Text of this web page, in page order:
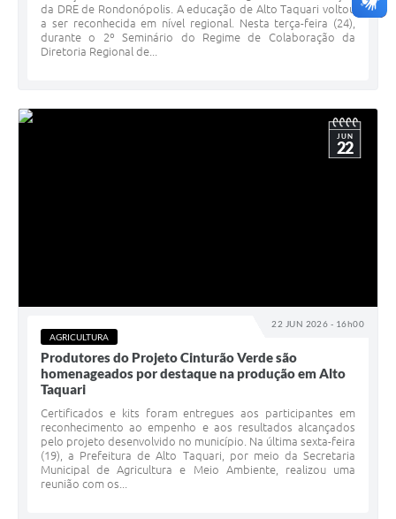
da DRE de Rondonópolis. A educação de Alto Taquari voltou
a ser reconhecida em nível regional. Nesta terça-feira (24),
durante o 2º Seminário do Regime de Colaboração da
Diretoria Regional de...
22 JUN 2026 - 16h00
JUN
22
AGRICULTURA
Produtores do Projeto Cinturão Verde são
homenageados por destaque na produção em Alto
Taquari
Certificados e kits foram entregues aos participantes em
reconhecimento ao empenho e aos resultados alcançados
pelo projeto desenvolvido no município. Na última sexta-feira
(19), a Prefeitura de Alto Taquari, por meio da Secretaria
Municipal de Agricultura e Meio Ambiente, realizou uma
reunião com os...